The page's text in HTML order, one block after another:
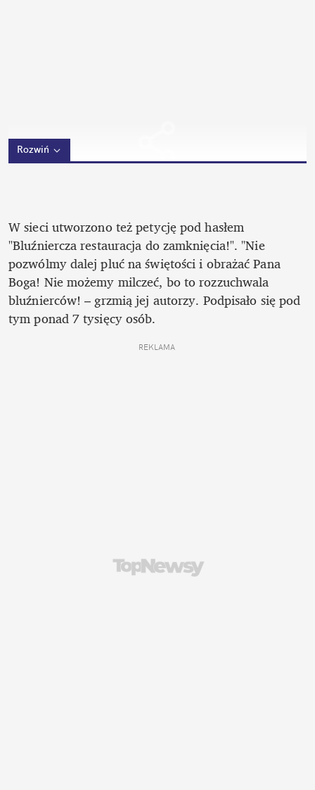
Rozwiń
W sieci utworzono też petycję pod hasłem
"Bluźniercza restauracja do zamknięcia!". "Nie
pozwólmy dalej pluć na świętości i obrażać Pana
Boga! Nie możemy milczeć, bo to rozzuchwala
bluźnierców! – grzmią jej autorzy. Podpisało się pod
tym ponad 7 tysięcy osób.
REKLAMA